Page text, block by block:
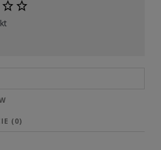
(0)